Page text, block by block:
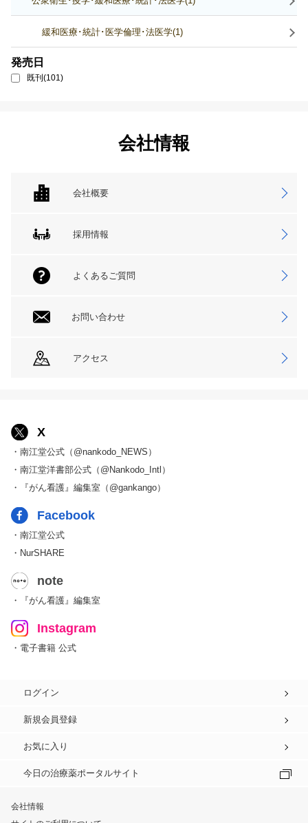
緩和医療･統計･医学倫理･法医学(1)
発売日
既刊(101)
会社情報
会社概要
採用情報
よくあるご質問
お問い合わせ
アクセス
X
・南江堂公式（@nankodo_NEWS）
・南江堂洋書部公式（@Nankodo_Intl）
・『がん看護』編集室（@gankango）
Facebook
・南江堂公式
・NurSHARE
note
・『がん看護』編集室
Instagram
・電子書籍 公式
ログイン
新規会員登録
お気に入り
今日の治療薬ポータルサイト
会社情報